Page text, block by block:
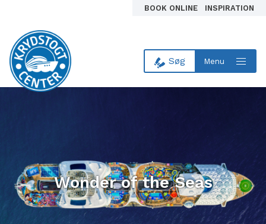
BOOK ONLINE INSPIRATION
Til forsiden
Søg Menu
Wonder of the Seas